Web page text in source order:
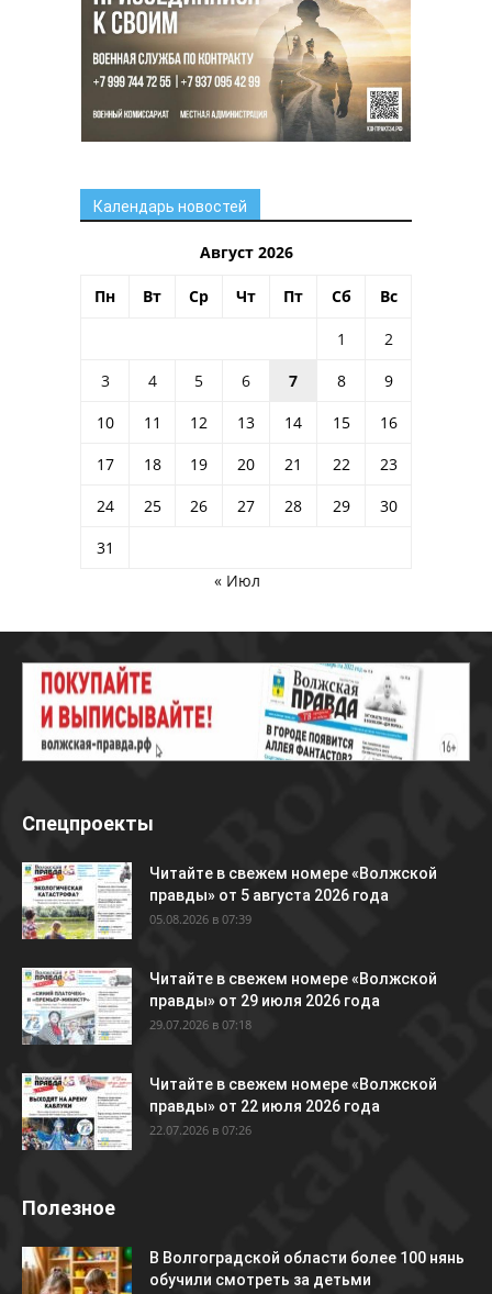
Календарь новостей
Август 2026
Пн Вт Ср Чт Пт Сб Вс
1
2
3
4 5 6 7 8
9
10
11 12 13 14 15
16
17
18 19 20 21 22
23
24
25 26 27 28 29
30
31
« Июл
Спецпроекты
Читайте в свежем номере «Волжской
правды» от 5 августа 2026 года
05.08.2026 в 07:39
Читайте в свежем номере «Волжской
правды» от 29 июля 2026 года
29.07.2026 в 07:18
Читайте в свежем номере «Волжской
правды» от 22 июля 2026 года
22.07.2026 в 07:26
Полезное
В Волгоградской области более 100 нянь
обучили смотреть за детьми